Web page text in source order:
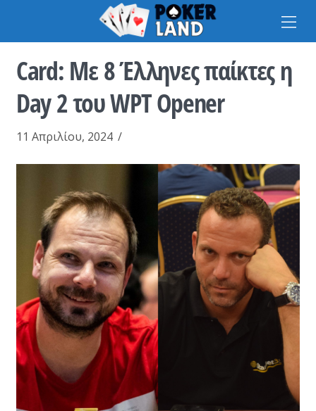
Card: Με 8 Έλληνες παίκτες η
Day 2 του WPT Opener
11 Απριλίου, 2024